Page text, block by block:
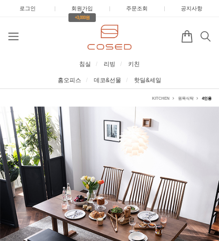
로그인 | 회원가입 |
+3,000원
주문조회 | 공지사항
침실 리빙 키친
홈오피스 데코&선물 핫딜&세일
KITCHEN 원목식탁 4인용